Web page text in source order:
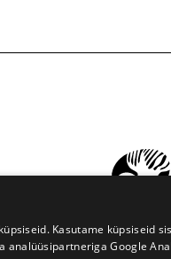
Kasutame küpsiseid
Google